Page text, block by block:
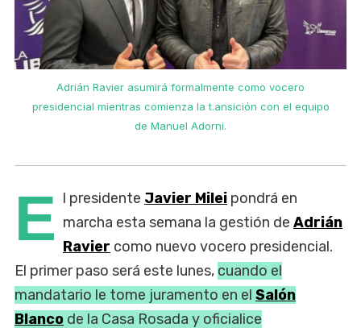
Adrián Ravier asumirá formalmente como vocero
presidencial mientras comienza la t.ansición con el equipo
de Manuel Adorni.
E l presidente Javier Milei pondrá en
marcha esta semana la gestión de Adrián
Ravier como nuevo vocero presidencial.
El primer paso será este lunes, cuando el
mandatario le tome juramento en el Salón
Blanco de la Casa Rosada y oficialice